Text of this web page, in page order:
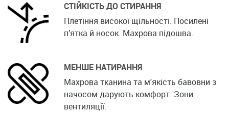
СТІЙКІСТЬ ДО СТИРАННЯ
Плетіння високої щільності. Посилені
п’ятка й носок. Махрова підошва.
МЕНШЕ НАТИРАННЯ
Махрова тканина та м'якість бавовни з
начосом дарують комфорт. Зони
вентиляції.